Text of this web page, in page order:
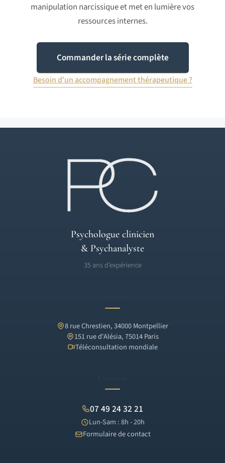
manipulation narcissique et met en lumière vos
ressources internes.
Commander la série complète
Besoin d'un accompagnement thérapeutique ?
Psychologue clinicien
& Psychanalyste
35 ans d'expérience
8 rue Chrestien, 34000 Montpellier
151 rue d'Alésia, 75014 Paris
Téléconsultation mondiale
07 49 24 32 21
Lun-Sam : 8h - 20h
Formulaire de contact